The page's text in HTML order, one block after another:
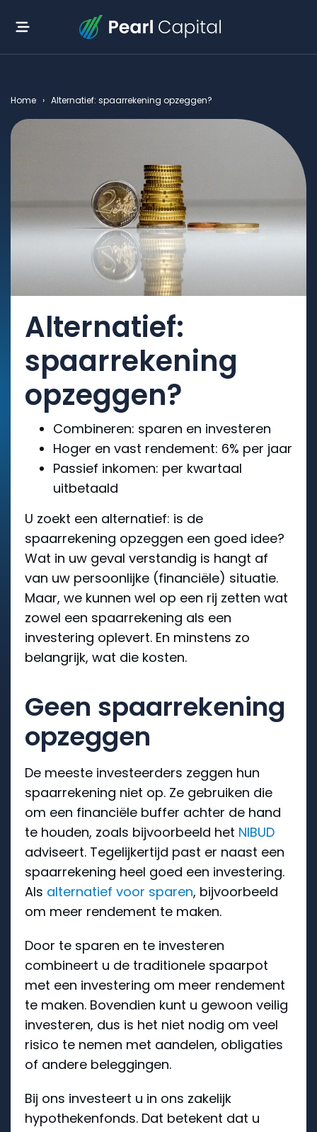
Home › Alternatief: spaarrekening opzeggen?
Alternatief:
spaarrekening
opzeggen?
Combineren: sparen en investeren
Hoger en vast rendement: 6% per jaar
Passief inkomen: per kwartaal
uitbetaald
U zoekt een alternatief: is de
spaarrekening opzeggen een goed idee?
Wat in uw geval verstandig is hangt af
van uw persoonlijke (financiële) situatie.
Maar, we kunnen wel op een rij zetten wat
zowel een spaarrekening als een
investering oplevert. En minstens zo
belangrijk, wat die kosten.
Geen spaarrekening
opzeggen
De meeste investeerders zeggen hun
spaarrekening niet op. Ze gebruiken die
om een financiële buffer achter de hand
te houden, zoals bijvoorbeeld het NIBUD
adviseert. Tegelijkertijd past er naast een
spaarrekening heel goed een investering.
Als alternatief voor sparen, bijvoorbeeld
om meer rendement te maken.
Door te sparen en te investeren
combineert u de traditionele spaarpot
met een investering om meer rendement
te maken. Bovendien kunt u gewoon veilig
investeren, dus is het niet nodig om veel
risico te nemen met aandelen, obligaties
of andere beleggingen.
Bij ons investeert u in ons zakelijk
hypothekenfonds. Dat betekent dat u